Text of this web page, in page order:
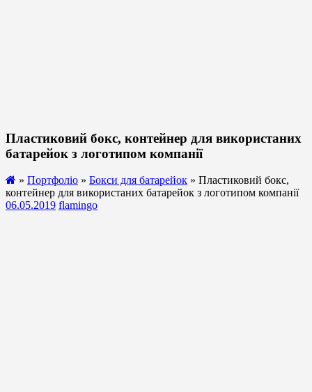
Пластиковий бокс, контейнер для використаних
батарейок з логотипом компанії
» Портфоліо » Бокси для батарейок » Пластиковий бокс,
контейнер для використаних батарейок з логотипом компанії
06.05.2019 flamingo